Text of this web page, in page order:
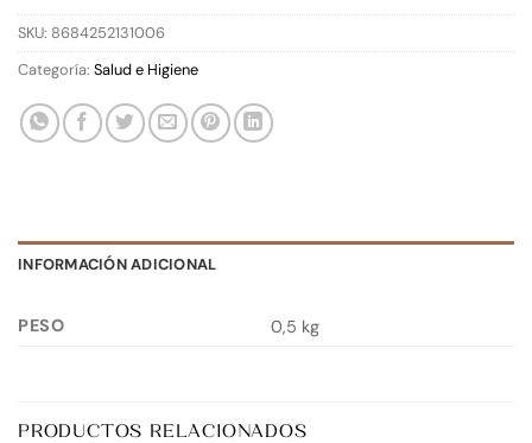
SKU: 8684252131006
Categoría: Salud e Higiene
INFORMACIÓN ADICIONAL
PESO 0,5 kg
PRODUCTOS RELACIONADOS